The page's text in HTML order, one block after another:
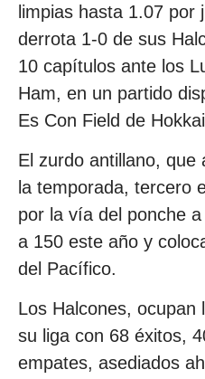
limpias hasta 1.07 por
derrota 1-0 de sus
10 capítulos ante los
Ham, en un partido
Es Con Field de
El zurdo antillano, que
la temporada, tercero
por la vía del ponche
a 150 este año y
del Pacífico.
Los Halcones, ocupan
su liga con 68 éxitos,
empates, asediados